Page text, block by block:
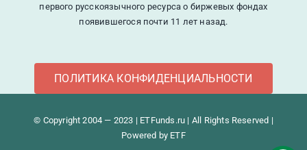
первого русскоязычного ресурса о биржевых фондах
появившегося почти 11 лет назад.
ПОЛИТИКА КОНФИДЕНЦИАЛЬНОСТИ
© Copyright 2004 — 2023 | ETFunds.ru | All Rights Reserved |
Powered by ETF